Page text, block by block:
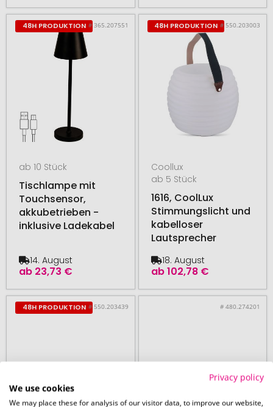
48H PRODUKTION # 365.207551
ab 10 Stück
Tischlampe mit
Touchsensor,
akkubetrieben -
inklusive Ladekabel
ab 23,73 €
14. August
48H PRODUKTION # 550.203003
Coollux
ab 5 Stück
1616, CoolLux
Stimmungslicht und
kabelloser
Lautsprecher
ab102,78 €
18. August
48H PRODUKTION # 550.203439 # 480.274201
Privacy policy
We use cookies
We may place these for analysis of our visitor data, to improve our website,